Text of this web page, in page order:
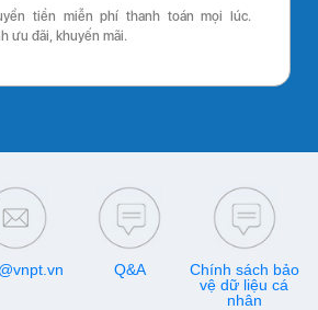
tiền miễn phí thanh toán mọi lúc.
ưu đãi, khuyến mãi.
Q&A
Chính sách bảo
vệ dữ liệu cá
nhân